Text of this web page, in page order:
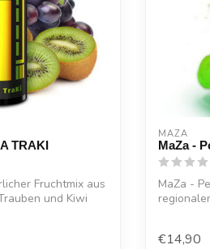
TRAKI
Fruchtmix aus
und Kiwi
MAZA
MaZa -
MaZa -
€14,90